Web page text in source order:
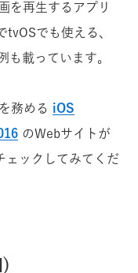
を再生するアプリ
でも使える、
も載っています。
務める iOS
のWebサイトが
ェックしてみてくだ